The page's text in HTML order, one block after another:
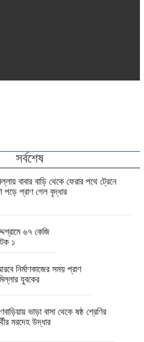
সর্বশেষ
বাবার বাড়ি থেকে ফেরার পথে ট্রেনে
পড়ে প্রাণ গেল বৃদ্ধার
৬৭ কেজি
১
নির্মাণকাজের সময় প্রাণ
যুবকের
ভাড়া বাসা থেকে ষষ্ঠ শ্রেণির
মরদেহ উদ্ধার